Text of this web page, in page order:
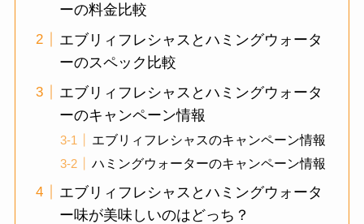
ーの料金比較
エブリィフレシャスとハミングウォータ
ーのスペック比較
エブリィフレシャスとハミングウォータ
ーのキャンペーン情報
エブリィフレシャスのキャンペーン情報
ハミングウォーターのキャンペーン情報
エブリィフレシャスとハミングウォータ
ー味が美味しいのはどっち？